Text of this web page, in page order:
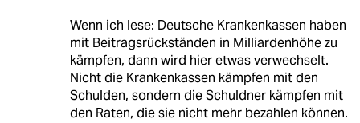
Wenn ich lese: Deutsche Krankenkassen haben
mit Beitragsrückständen in Milliardenhöhe zu
kämpfen, dann wird hier etwas verwechselt.
Nicht die Krankenkassen kämpfen mit den
Schulden, sondern die Schuldner kämpfen mit
den Raten, die sie nicht mehr bezahlen können.